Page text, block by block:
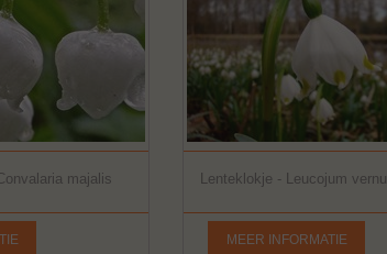
majalis Lenteklokje - Leucojum
MEER INFORMATIE